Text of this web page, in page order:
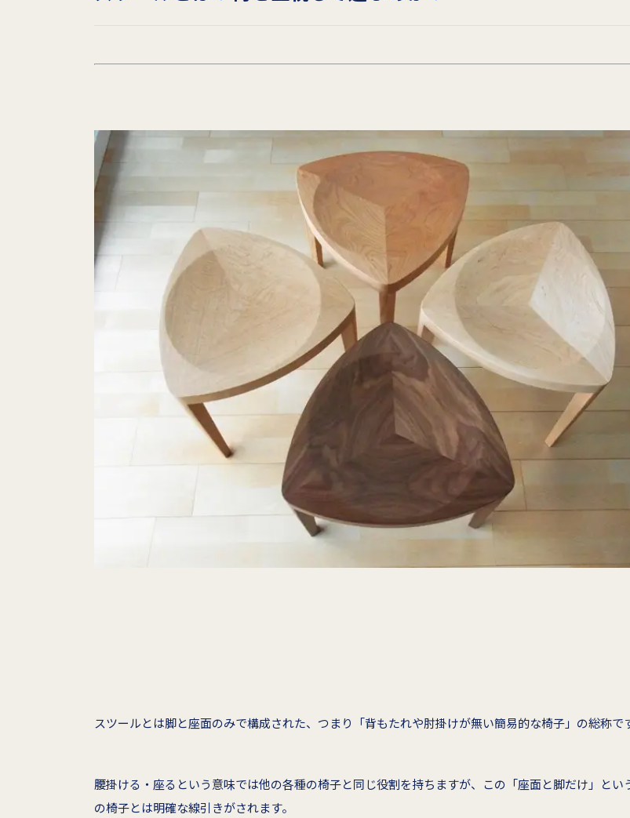
スツールとは脚と座面のみで構成された、つまり「背もたれや肘掛けが無い簡易的な椅子」の総称で
腰掛ける・座るという意味では他の各種の椅子と同じ役割を持ちますが、この「座面と脚だけ」とい
の椅子とは明確な線引きがされます。